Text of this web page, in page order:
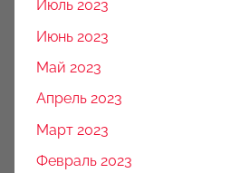
Июль 2023
Июнь 2023
Май 2023
Апрель 2023
Март 2023
Февраль 2023